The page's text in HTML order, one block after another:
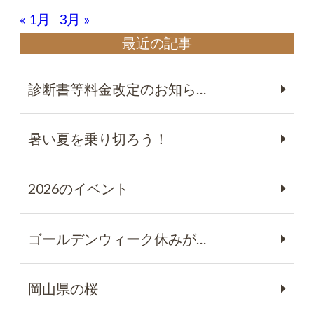
« 1月
3月 »
最近の記事
診断書等料金改定のお知ら…
暑い夏を乗り切ろう！
2026のイベント
ゴールデンウィーク休みが…
岡山県の桜